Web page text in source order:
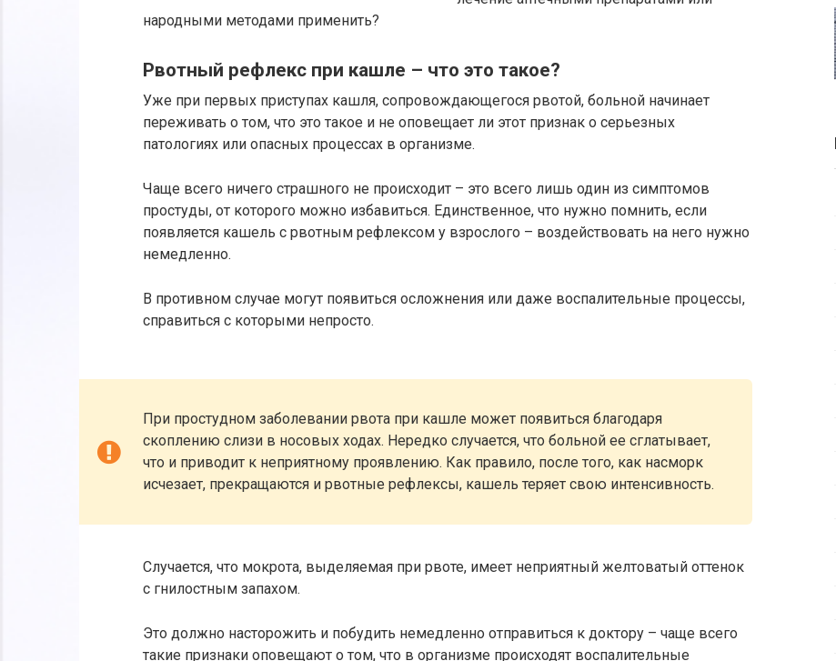
народными методами применить?
Рвотный рефлекс при кашле – что это такое?
Уже при первых приступах кашля, сопровождающегося рвотой, больной начинает
переживать о том, что это такое и не оповещает ли этот признак о серьезных
патологиях или опасных процессах в организме.
Чаще всего ничего страшного не происходит – это всего лишь один из симптомов
простуды, от которого можно избавиться. Единственное, что нужно помнить, если
появляется кашель с рвотным рефлексом у взрослого – воздействовать на него нужно
немедленно.
В противном случае могут появиться осложнения или даже воспалительные процессы,
справиться с которыми непросто.
При простудном заболевании рвота при кашле может появиться благодаря
скоплению слизи в носовых ходах. Нередко случается, что больной ее сглатывает,
что и приводит к неприятному проявлению. Как правило, после того, как насморк
исчезает, прекращаются и рвотные рефлексы, кашель теряет свою интенсивность.
Случается, что мокрота, выделяемая при рвоте, имеет неприятный желтоватый оттенок
с гнилостным запахом.
Это должно насторожить и побудить немедленно отправиться к доктору – чаще всего
такие признаки оповещают о том, что в организме происходят воспалительные